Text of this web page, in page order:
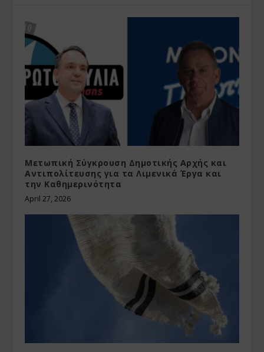
Μετωπική Σύγκρουση Δημοτικής Αρχής και
Αντιπολίτευσης για τα Λιμενικά Έργα και
την Καθημερινότητα
April 27, 2026